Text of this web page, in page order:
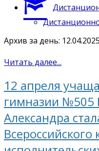
Архив за день: 12.04.2025
Читать далее...
12 апреля
гимназии №505
Александра
Всероссийского